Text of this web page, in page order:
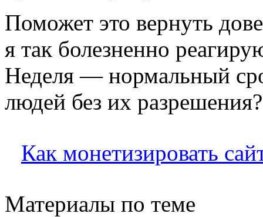
Поможет это вернуть
я так болезненно
Неделя — нормальный
людей без их разрешения?
Как монетизировать
Материалы по теме